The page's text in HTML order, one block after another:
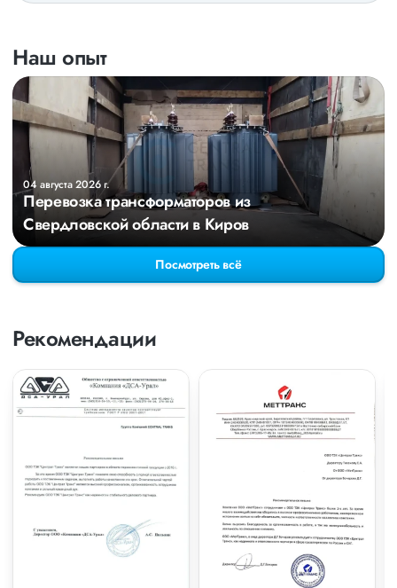
Наш опыт
04 августа 2026 г.
Перевозка трансформаторов из
Свердловской области в Киров
Посмотреть всё
Рекомендации